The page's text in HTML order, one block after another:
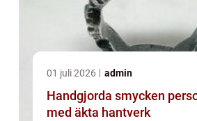
01 juli 2026 admin
Handgjorda smycken personlig stil
med äkta hantverk